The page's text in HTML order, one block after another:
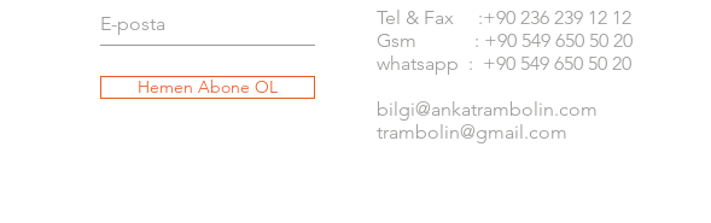
Hemen Abone OL
Tel & Fax :+90 236 239 12 12
Gsm : +90 549 650 50 20
whatsapp : +90 549 650 50 20
bilgi@ankatrambolin.com
trambolin@gmail.com